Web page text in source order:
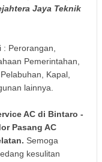
Jaya Teknik
Perorangan,
Pemerintahan,
Kapal,
lainnya.
AC di Bintaro -
Pasang AC
. Semoga
kesulitan